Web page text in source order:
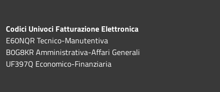
Codici Univoci Fatturazione Elettronica
E60NQR Tecnico-Manutentiva
B0G8KR Amministrativa-Affari Generali
UF397Q Economico-Finanziaria